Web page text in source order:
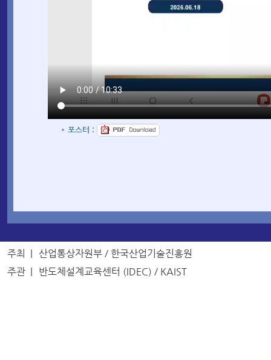
포스터 :
주최 |
산업통상자원부 / 한국산업기술진흥원
주관 |
반도체설계교육센터 (IDEC) / KAIST